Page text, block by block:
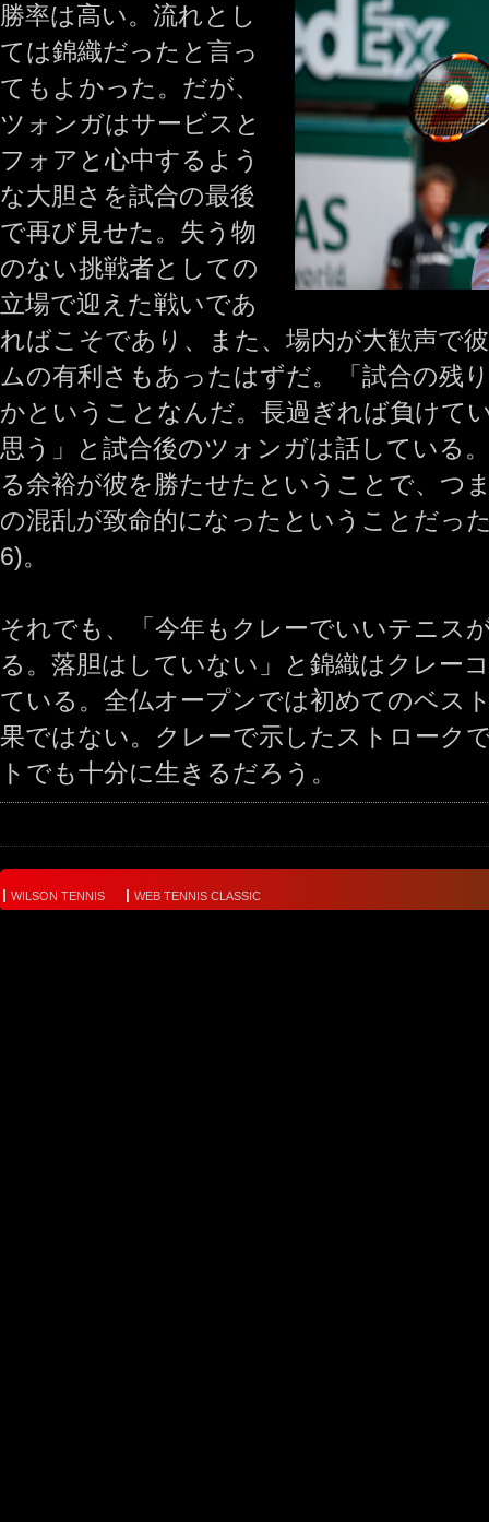
勝率は高い。流れとし
ては錦織だったと言っ
てもよかった。だが、
ツォンガはサービスと
フォアと心中するよう
な大胆さを試合の最後
で再び見せた。失う物
のない挑戦者としての
立場で迎えた戦いであ
ればこそであり、また、場内が大歓声で
ムの有利さもあったはずだ。「試合の残
かということなんだ。長過ぎれば負けて
思う」と試合後のツォンガは話している
る余裕が彼を勝たせたということで、つ
の混乱が致命的になったということだった
6)。
それでも、「今年もクレーでいいテニス
る。落胆はしていない」と錦織はクレー
ている。全仏オープンでは初めてのベス
果ではない。クレーで示したストローク
トでも十分に生きるだろう。
WILSON TENNIS WEB TENNIS CLASSIC